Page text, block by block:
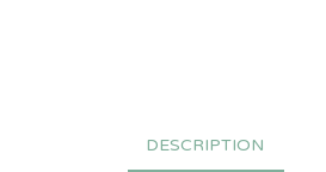
DESCRIPTION